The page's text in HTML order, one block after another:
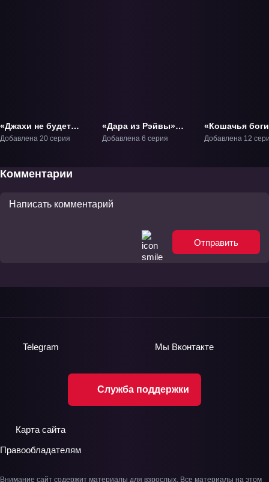
«Джахи не будет
отчаиваться!» ТВ-1
Добавлена 20 серия
«Дара из Рэйвы»
ТВ-1
Добавлена 6 серия
«Кошачья
Яоёродзу» ТВ-
Добавлена 12
Комментарии
Отправить
Служба поддержки
Telegram Мы Вконтакте
Карта сайта
Правообладателям
Внимание сайт содержит материалы для взрослых. Все материалы на этом